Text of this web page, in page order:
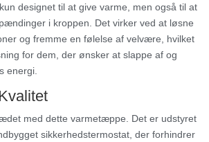
designet til at give varme, men også til at
i kroppen. Det virker ved at løsne
og fremme en følelse af velvære, hvilket
for dem, der ønsker at slappe af og
energi.
med dette varmetæppe. Det er udstyret
sikkerhedstermostat, der forhindrer